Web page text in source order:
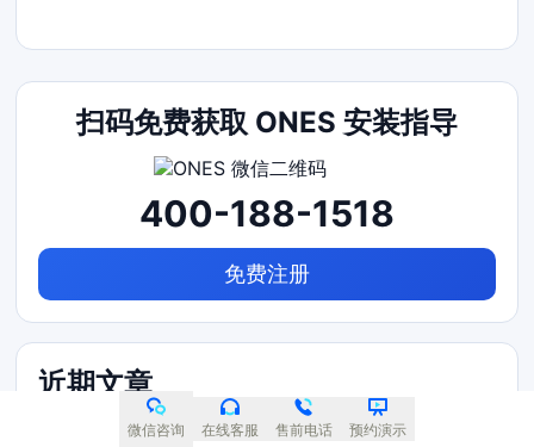
扫码免费获取 ONES 安装指导
400-188-1518
免费注册
近期文章
2026年十大产品管理系统排名深度测评：主流软件
微信咨询 在线客服 售前电话 预约演示